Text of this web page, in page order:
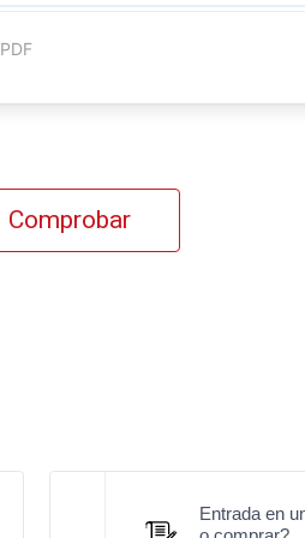
PDF
Comprobar
Entrada en